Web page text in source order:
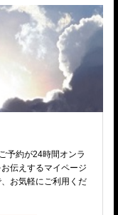
予約が24時間オンラ
伝えするマイページ
お気軽にご利用くだ